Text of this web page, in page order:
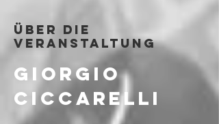
Über die
Veranstaltung
GIORGIO
CICCARELLI